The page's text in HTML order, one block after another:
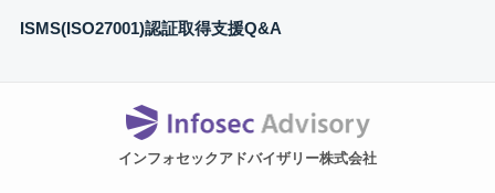
ISMS(ISO27001)認証取得支援Q&A
インフォセックアドバイザリー株式会社